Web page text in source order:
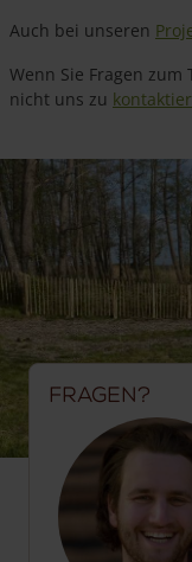
Auch bei unseren
Wenn Sie Fragen zum
nicht uns zu
Fragen?